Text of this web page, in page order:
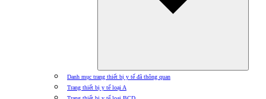
Danh mục trang thiết bị y tế đã thông quan
Trang thiết bị y tế loại A